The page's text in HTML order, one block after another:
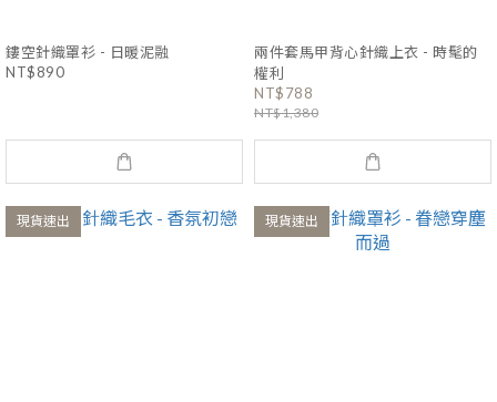
鏤空針織罩衫 - 日暖泥融
NT$890
兩件套馬甲背心針織上衣 - 時髦的
權利
NT$788
NT$1,380
現貨速出 現貨速出